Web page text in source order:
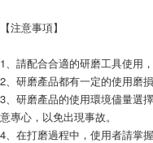
【注意事項】
1、請配合合適的研磨工具使用
2、研磨產品都有一定的使用磨
3、研磨產品的使用環境儘量選
意專心，以免出現事故。
4、在打磨過程中，使用者請掌